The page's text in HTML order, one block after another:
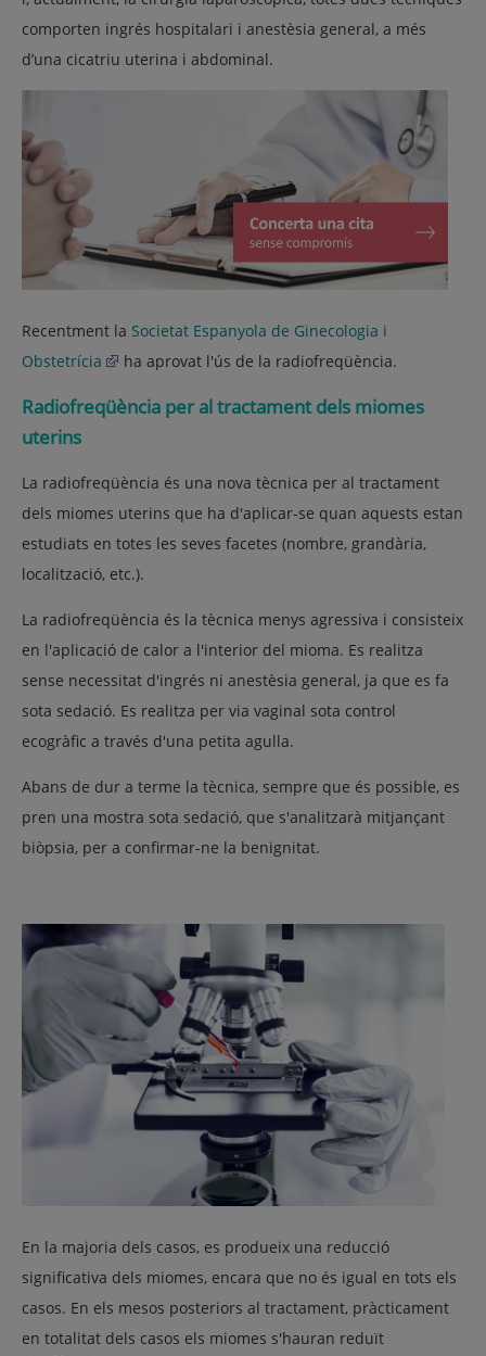
comporten ingrés hospitalari i anestèsia general, a més
d’una cicatriu uterina i abdominal.
Recentment la Societat Espanyola de Ginecologia i
Obstetrícia
ha aprovat l'ús de la radiofreqüència.
Radiofreqüència per al tractament dels miomes
uterins
La radiofreqüència és una nova tècnica per al tractament
dels miomes uterins que ha d'aplicar-se quan aquests estan
estudiats en totes les seves facetes (nombre, grandària,
localització, etc.).
La radiofreqüència és la tècnica menys agressiva i consisteix
en l'aplicació de calor a l'interior del mioma. Es realitza
sense necessitat d'ingrés ni anestèsia general, ja que es fa
sota sedació. Es realitza per via vaginal sota control
ecogràfic a través d'una petita agulla.
Abans de dur a terme la tècnica, sempre que és possible, es
pren una mostra sota sedació, que s'analitzarà mitjançant
biòpsia, per a confirmar-ne la benignitat.
En la majoria dels casos, es produeix una reducció
significativa dels miomes, encara que no és igual en tots els
casos. En els mesos posteriors al tractament, pràcticament
en totalitat dels casos els miomes s'hauran reduït